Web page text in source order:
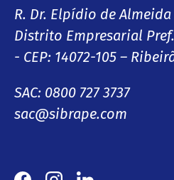
R. Dr. Elpídio de Almeida
Distrito Empresarial
- CEP: 14072-105 –
SAC: 0800 727 3737
sac@sibrape.com